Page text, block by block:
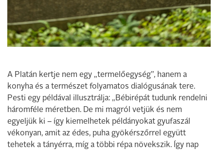
A Platán kertje nem egy „termelőegység”, hanem a
konyha és a természet folyamatos dialógusának tere.
Pesti egy példával illusztrálja: „Bébirépát tudunk rendelni
háromféle méretben. De mi magról vetjük és nem
egyeljük ki – így kiemelhetek példányokat gyufaszál
vékonyan, amit az édes, puha gyökérszőrrel együtt
tehetek a tányérra, míg a többi répa növekszik. Így nap